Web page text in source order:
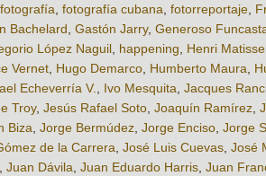
fotografía fotografía cubana fotorreportaje
Bachelard Gastón Jarry, Generoso
López Naguil happening Henri Matisse
Vernet Hugo Demarco Humberto Maura
Echeverría V. Ivo Mesquita Jacques
Troy, Jesús Rafael Soto Joaquín Ramírez
Biza Jorge Bermúdez Jorge Enciso Jorge
de la Carrera José Luis Cuevas José
Juan Dávila Juan Eduardo Harris Juan